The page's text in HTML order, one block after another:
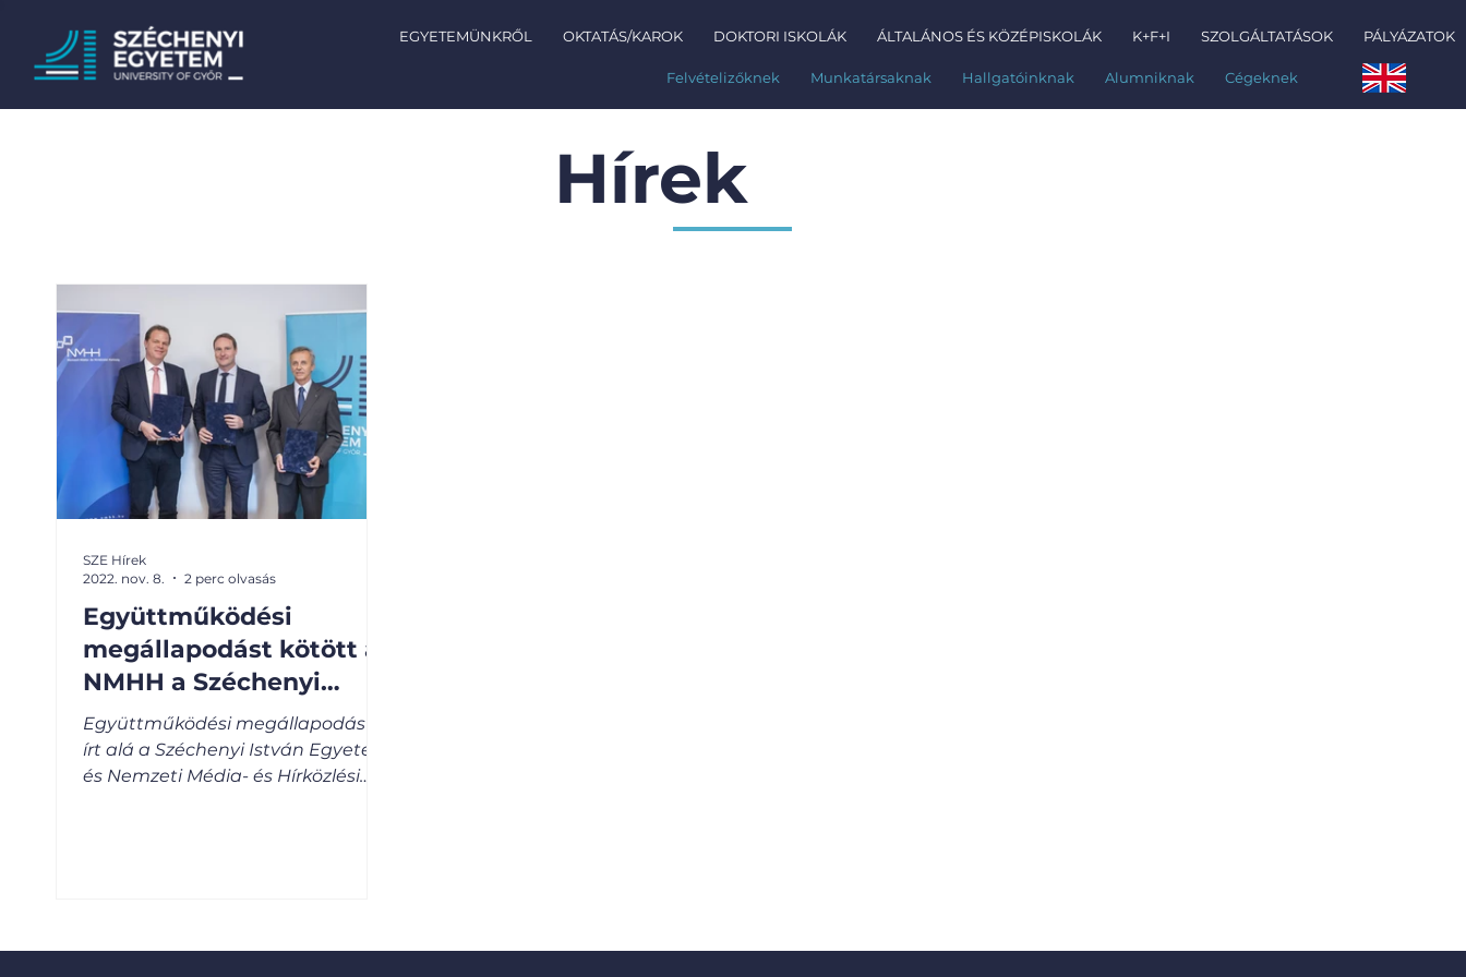
Felvételizőknek Munkatársaknak Hallgatóinknak Alumniknak Cégeknek
EGYETEMÜNKRŐL OKTATÁS/KAROK DOKTORI ISKOLÁK ÁLTALÁNOS ÉS KÖZÉPISKOLÁK K+F+I SZOLGÁLTATÁSOK PÁLYÁZATOK
Együttműködési
megállapodást kötött az
NMHH a Széchenyi
István Egyetemmel
Együttműködési megállapodást
írt alá a Széchenyi István Egyetem
és Nemzeti Média- és Hírközlési
SZE Hírek
2022. nov. 8.
2 perc olvasás
Hírek